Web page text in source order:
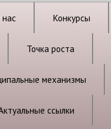
Конкурсы
Точка роста
механизмы
ссылки